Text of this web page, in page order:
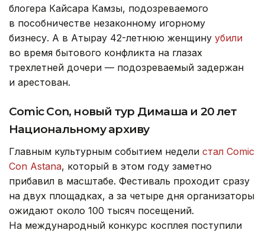
блогера Кайсара Камзы, подозреваемого
в пособничестве незаконному игорному
бизнесу. А в Атырау 42-летнюю женщину убили
во время бытового конфликта на глазах
трехлетней дочери — подозреваемый задержан
и арестован.
Comic Con, новый тур Димаша и 20 лет
Национальному архиву
Главным культурным событием недели стал Comic
Con Astana, который в этом году заметно
прибавил в масштабе. Фестиваль проходит сразу
на двух площадках, а за четыре дня организаторы
ожидают около 100 тысяч посещений.
На международный конкурс косплея поступили